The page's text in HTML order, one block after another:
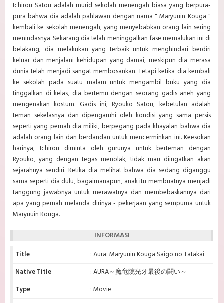
Ichirou Satou adalah murid sekolah menengah biasa yang berpura-
pura bahwa dia adalah pahlawan dengan nama " Maryuuin Kouga "
kembali ke sekolah menengah, yang menyebabkan orang lain sering
menindasnya. Sekarang dia telah meninggalkan fase memalukan ini di
belakang, dia melakukan yang terbaik untuk menghindari berdiri
keluar dan menjalani kehidupan yang damai, meskipun dia merasa
dunia telah menjadi sangat membosankan. Tetapi ketika dia kembali
ke sekolah pada suatu malam untuk mengambil buku yang dia
tinggalkan di kelas, dia bertemu dengan seorang gadis aneh yang
mengenakan kostum. Gadis ini, Ryouko Satou, kebetulan adalah
teman sekelasnya dan dipengaruhi oleh kondisi yang sama persis
seperti yang pernah dia miliki, berpegang pada khayalan bahwa dia
adalah orang lain dan berdandan untuk mencerminkan ini. Keesokan
harinya, Ichirou diminta oleh gurunya untuk berteman dengan
Ryouko, yang dengan tegas menolak, tidak mau diingatkan akan
sejarahnya sendiri. Ketika dia melihat bahwa dia sedang diganggu
sama seperti dia dulu, bagaimanapun, anak itu membuatnya menjadi
tanggung jawabnya untuk merawatnya dan membebaskannya dari
apa yang pernah melanda dirinya - pekerjaan yang sempurna untuk
Maryuuin Kouga.
INFORMASI
Title
: Aura: Maryuuin Kouga Saigo no Tatakai
Native Title
: AURA～魔竜院光牙最後の闘い～
Type
: Movie